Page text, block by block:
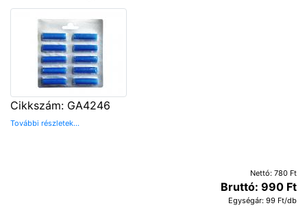
Cikkszám: GA4246
További részletek...
Nettó: 780 Ft
Bruttó: 990 Ft
Egységár: 99 Ft/db